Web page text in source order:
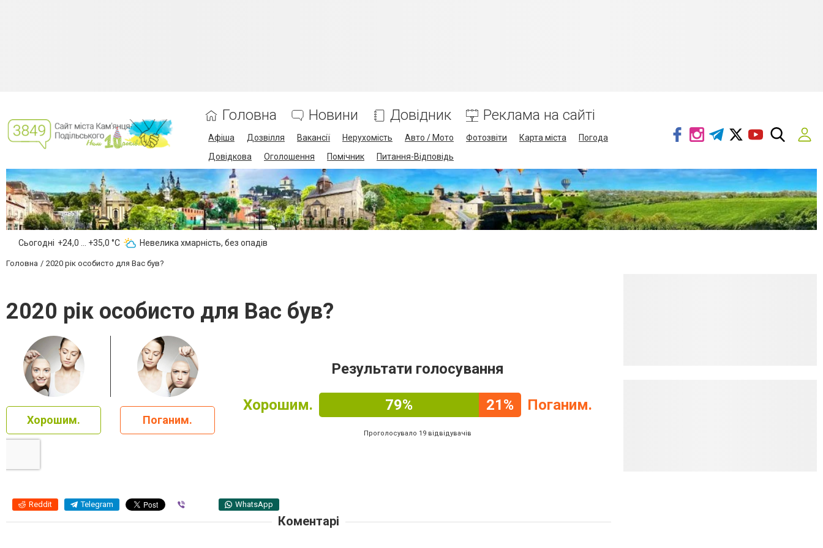
Головна Новини Довідник Реклама на сайті
Афіша Дозвілля Вакансії Нерухомість Авто / Мото Фотозвіти Карта міста
Погода
Довідкова
Оголошення Помічник Питання-Відповідь
Сьогодні +24,0 ... +35,0 °С Невелика хмарність, без опадів
Головна 2020 рік особисто для Вас був?
2020 рік особисто для Вас був?
Хорошим. Поганим.
Результати голосування
Хорошим. 79% 21% Поганим.
Проголосувало 19 відвідувачів
Reddit Telegram WhatsApp
Коментарі